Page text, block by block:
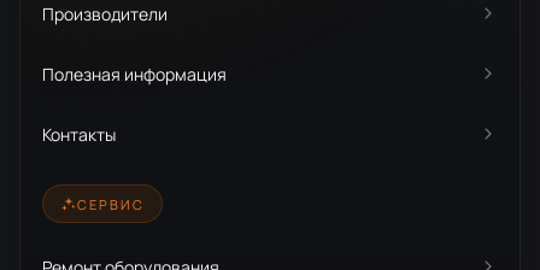
Производители
Полезная информация
Контакты
СЕРВИС